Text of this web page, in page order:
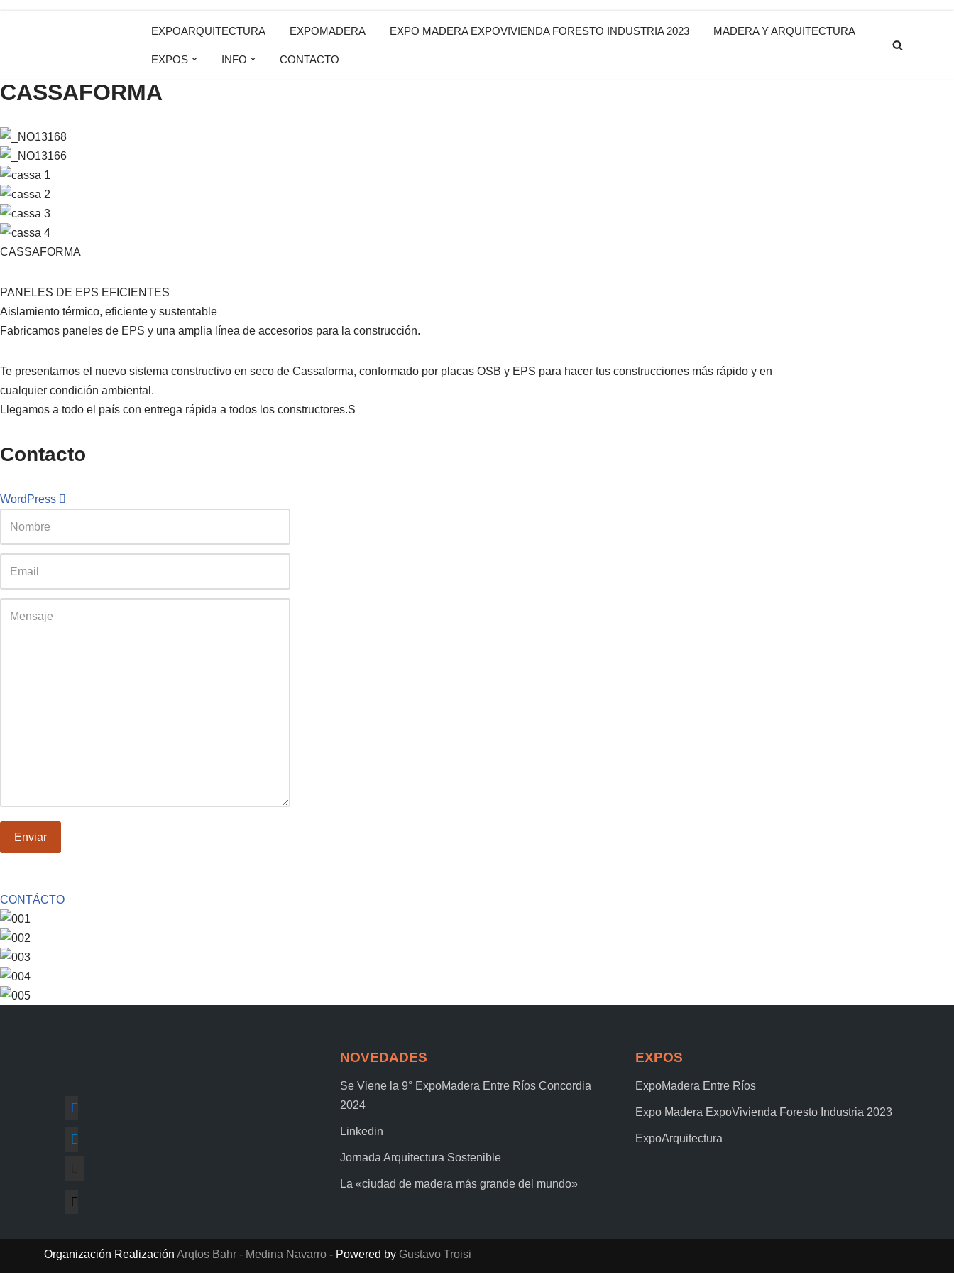
contenido
EXPOARQUITECTURA EXPOMADERA EXPO MADERA EXPOVIVIENDA FORESTO INDUSTRIA 2023 MADERA Y ARQUITECTURA
EXPOS INFO CONTACTO
CASSAFORMA
CASSAFORMA
PANELES DE EPS EFICIENTES
Aislamiento térmico, eficiente y sustentable
Fabricamos paneles de EPS y una amplia línea de accesorios para la construcción.
Te presentamos el nuevo sistema constructivo en seco de Cassaforma, conformado por placas OSB y EPS para hacer tus construcciones más rápido y en
cualquier condición ambiental.
Llegamos a todo el país con entrega rápida a todos los constructores.S
Contacto
WordPress
CONTÁCTO
NOVEDADES
Se Viene la 9° ExpoMadera Entre Ríos Concordia
2024
Linkedin
Jornada Arquitectura Sostenible
La «ciudad de madera más grande del mundo»
EXPOS
ExpoMadera Entre Ríos
Expo Madera ExpoVivienda Foresto Industria 2023
ExpoArquitectura
Organización Realización Arqtos Bahr - Medina Navarro - Powered by Gustavo Troisi